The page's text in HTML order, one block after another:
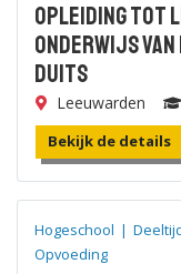
Opleiding tot
onderwijs van
Duits
Leeuwarden
Bekijk de details
Hogeschool |
Opvoeding